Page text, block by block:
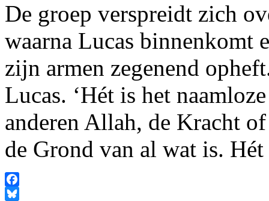
De groep verspreidt zich
waarna Lucas binnenkomt
zijn armen zegenend
Lucas. ‘Hét is het
anderen Allah, de Kracht
de Grond van al wat is.
Facebook